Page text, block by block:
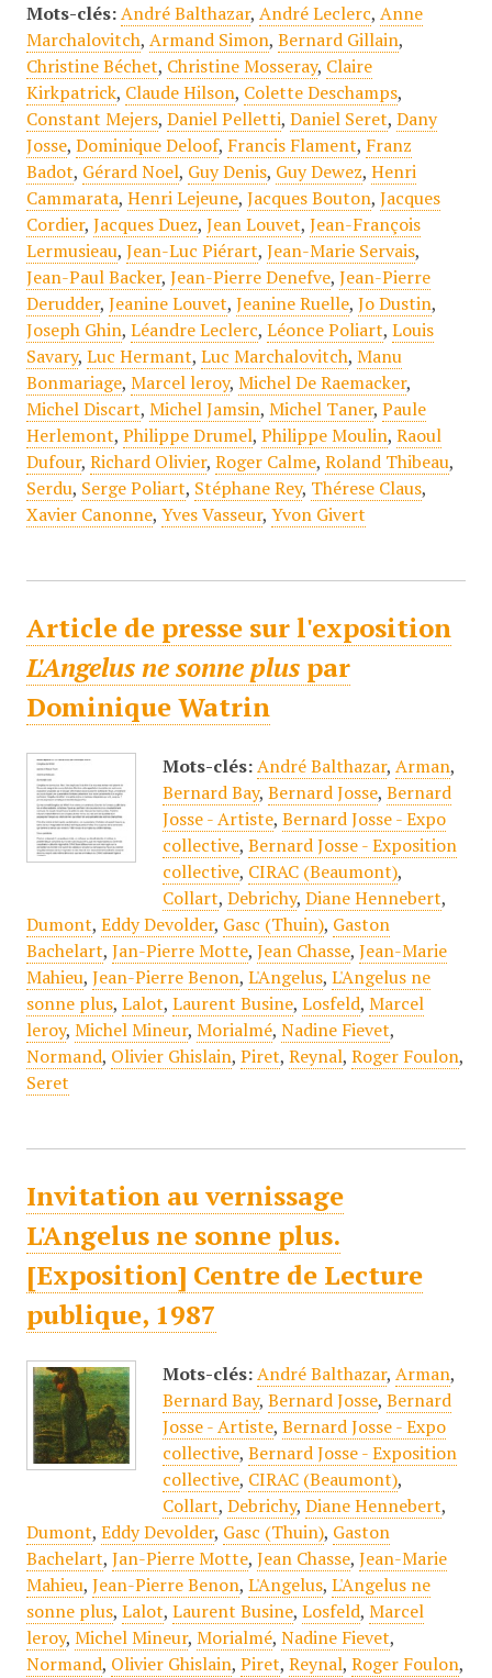
Mots-clés: André Balthazar, André Leclerc, Anne
Marchalovitch, Armand Simon, Bernard Gillain,
Christine Béchet, Christine Mosseray, Claire
Kirkpatrick, Claude Hilson, Colette Deschamps,
Constant Mejers, Daniel Pelletti, Daniel Seret, Dany
Josse, Dominique Deloof, Francis Flament, Franz
Badot, Gérard Noel, Guy Denis, Guy Dewez, Henri
Cammarata, Henri Lejeune, Jacques Bouton, Jacques
Cordier, Jacques Duez, Jean Louvet, Jean-François
Lermusieau, Jean-Luc Piérart, Jean-Marie Servais,
Jean-Paul Backer, Jean-Pierre Denefve, Jean-Pierre
Derudder, Jeanine Louvet, Jeanine Ruelle, Jo Dustin,
Joseph Ghin, Léandre Leclerc, Léonce Poliart, Louis
Savary, Luc Hermant, Luc Marchalovitch, Manu
Bonmariage, Marcel leroy, Michel De Raemacker,
Michel Discart, Michel Jamsin, Michel Taner, Paule
Herlemont, Philippe Drumel, Philippe Moulin, Raoul
Dufour, Richard Olivier, Roger Calme, Roland Thibeau,
Serdu, Serge Poliart, Stéphane Rey, Thérese Claus,
Xavier Canonne, Yves Vasseur, Yvon Givert
Article de presse sur l'exposition
L'Angelus ne sonne pluspar
Dominique Watrin
Mots-clés: André Balthazar, Arman,
Bernard Bay, Bernard Josse, Bernard
Josse - Artiste, Bernard Josse - Expo
collective, Bernard Josse - Exposition
collective, CIRAC (Beaumont),
Collart, Debrichy, Diane Hennebert,
Dumont, Eddy Devolder, Gasc (Thuin), Gaston
Bachelart, Jan-Pierre Motte, Jean Chasse, Jean-Marie
Mahieu, Jean-Pierre Benon, L'Angelus, L'Angelus ne
sonne plus, Lalot, Laurent Busine, Losfeld, Marcel
leroy, Michel Mineur, Morialmé, Nadine Fievet,
Normand, Olivier Ghislain, Piret, Reynal, Roger Foulon,
Seret
Invitation au vernissage
L'Angelus ne sonne plus.
[Exposition] Centre de Lecture
publique, 1987
Mots-clés: André Balthazar, Arman,
Bernard Bay, Bernard Josse, Bernard
Josse - Artiste, Bernard Josse - Expo
collective, Bernard Josse - Exposition
collective, CIRAC (Beaumont),
Collart, Debrichy, Diane Hennebert,
Dumont, Eddy Devolder, Gasc (Thuin), Gaston
Bachelart, Jan-Pierre Motte, Jean Chasse, Jean-Marie
Mahieu, Jean-Pierre Benon, L'Angelus, L'Angelus ne
sonne plus, Lalot, Laurent Busine, Losfeld, Marcel
leroy, Michel Mineur, Morialmé, Nadine Fievet,
Normand, Olivier Ghislain, Piret, Reynal, Roger Foulon,